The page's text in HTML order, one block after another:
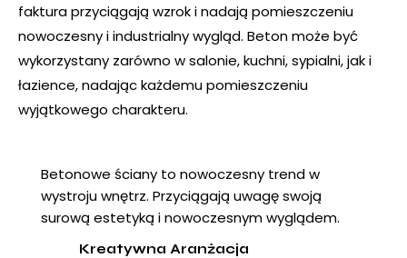
faktura przyciągają wzrok i nadają pomieszczeniu
nowoczesny i industrialny wygląd. Beton może być
wykorzystany zarówno w salonie, kuchni, sypialni, jak i
łazience, nadając każdemu pomieszczeniu
wyjątkowego charakteru.
Betonowe ściany to nowoczesny trend w
wystroju wnętrz. Przyciągają uwagę swoją
surową estetyką i nowoczesnym wyglądem.
Kreatywna Aranżacja